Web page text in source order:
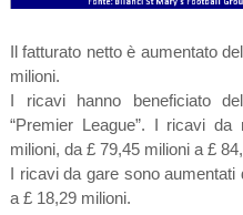
Il fatturato netto è aumentato
milioni.
I ricavi hanno beneficiato
“Premier League”. I ricavi
milioni, da £ 79,45 milioni a £
I ricavi da gare sono
a £ 18,29 milioni.